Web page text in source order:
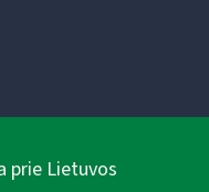
prie Lietuvos